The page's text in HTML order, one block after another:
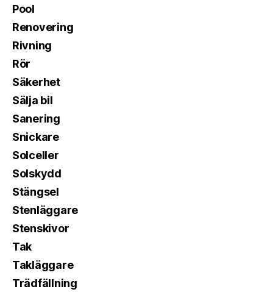
Pool
Renovering
Rivning
Rör
Säkerhet
Sälja bil
Sanering
Snickare
Solceller
Solskydd
Stängsel
Stenläggare
Stenskivor
Tak
Takläggare
Trädfällning